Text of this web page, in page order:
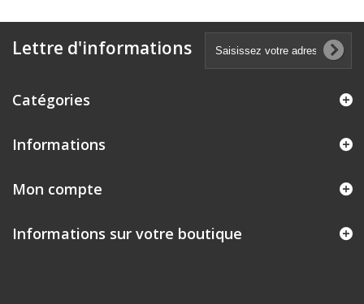
Lettre d'informations
Catégories
Informations
Mon compte
Informations sur votre boutique